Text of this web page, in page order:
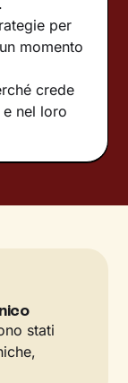
per
momento
crede
nel loro
stati